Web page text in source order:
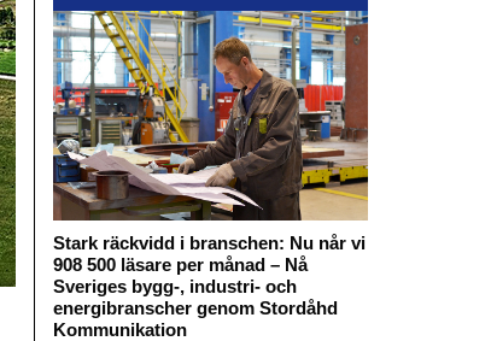
Stark räckvidd i branschen: Nu når vi
908 500 läsare per månad – Nå
Sveriges bygg-, industri- och
energibranscher genom Stordåhd
Kommunikation